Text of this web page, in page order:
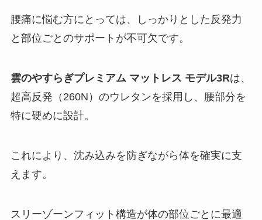
腰痛に悩む方にとっては、しっかりとした反発力
と部位ごとのサポートが不可欠です。
雲のやすらぎプレミアム マットレス モデル3Rは、
超高反発（260N）のウレタンを採用し、腰部分を
特に硬めに設計。
これにより、沈み込みを防ぎながら体を確実に支
えます。
スリーゾーンフィット構造が体の部位ごとに最適